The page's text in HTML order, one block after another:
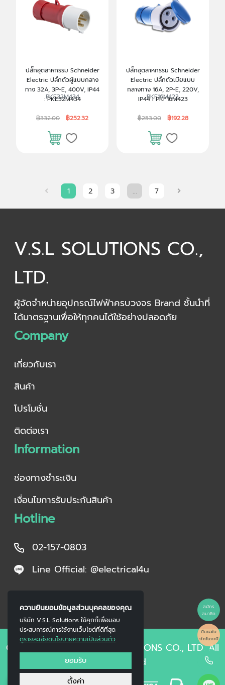
สมัคร
สมาชิก
ยื่นขอใบ
กำกับภาษี
0
ความยินยอมข้อมูลส่วนบุคคลของคุณ
บริษัท V.S.L Solutions ใช้คุกกี้เพื่อมอบ
ประสบการณ์การใช้งานเว็บไซต์ที่ดีที่สุด
ดูรายละเอียดนโยบายความเป็นส่วนตัว
ยอมรับ
ตั้งค่า
ปลั๊กอุตสาหกรรม Schneider
Electric ปลั๊กตัวผู้แบบกลาง
ทาง 32A, 3P+E, 400V, IP44
: PKE32M434
PKE32M434
฿332.00 ฿252.32
ปลั๊กอุตสาหกรรม Schneider
Electric ปลั๊กตัวเมียแบบ
กลางทาง 16A, 2P+E, 220V,
IP44 I PKF16M423
PKF16M423
฿253.00 ฿192.28
1 2 3 ... 7
V.S.L SOLUTIONS CO.,
LTD.
ผู้จัดจำหน่ายอุปกรณ์ไฟฟ้าครบวงจร Brand ชั้นนำที่
ได้มาตรฐานเพื่อให้ทุกคนได้ใช้อย่างปลอดภัย
Company
เกี่ยวกับเรา
สินค้า
โปรโมชั่น
ติดต่อเรา
Information
ช่องทางชำระเงิน
เงื่อนไขการรับประกันสินค้า
Hotline
02-157-0803
Line Official: @electrical4u
Copyright © 2023 V.S.L SOLUTIONS CO., LTD. All
Right Reserved